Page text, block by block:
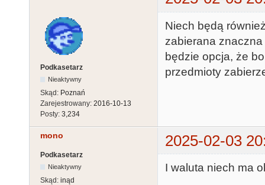
Podkasetarz
Nieaktywny
Skąd: Poznań
Zarejestrowany: 2016-10-13
Posty: 3,234
Niech będą
zabierana
będzie opcja, że
przedmioty
mono 2025-02-03
Podkasetarz
Nieaktywny
Skąd: inąd
I waluta niech ma